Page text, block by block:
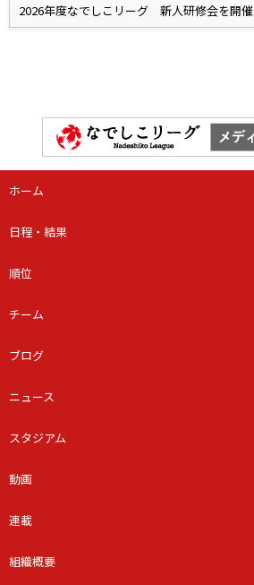
2026年度なでしこリーグ 新人研修会を開催
ホーム
日程・結果
順位
チーム
ブログ
ニュース
スタジアム
動画
連載
組織概要